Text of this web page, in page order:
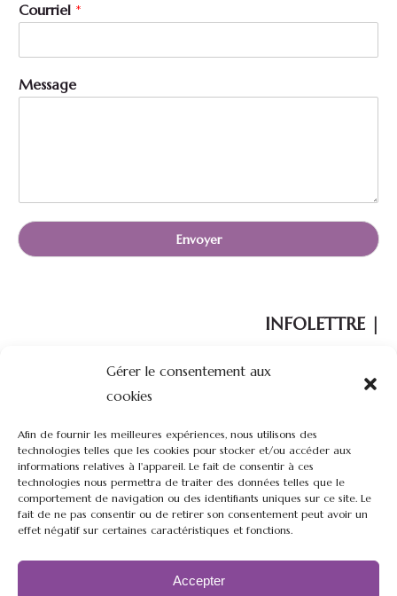
Gérer le consentement aux
cookies
Afin de fournir les meilleures expériences, nous utilisons des
technologies telles que les cookies pour stocker et/ou accéder aux
informations relatives à l'appareil. Le fait de consentir à ces
technologies nous permettra de traiter des données telles que le
comportement de navigation ou des identifiants uniques sur ce site. Le
fait de ne pas consentir ou de retirer son consentement peut avoir un
effet négatif sur certaines caractéristiques et fonctions.
Accepter
Courriel *
*
*
g
Message
Envoyer
INFOLETTRE |
Restez à l'affût de nos nouveautés, nouvelles et promotions de